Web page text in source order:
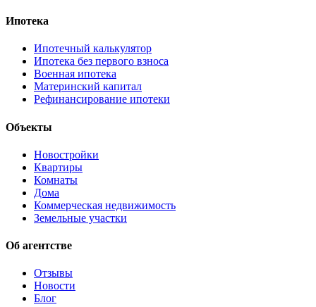
Ипотека
Ипотечный калькулятор
Ипотека без первого взноса
Военная ипотека
Материнский капитал
Рефинансирование ипотеки
Объекты
Новостройки
Квартиры
Комнаты
Дома
Коммерческая недвижимость
Земельные участки
Об агентстве
Отзывы
Новости
Блог